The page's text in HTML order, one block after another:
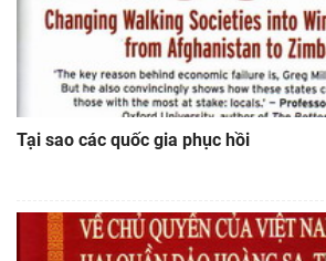
Tại sao các quốc gia phục hồi